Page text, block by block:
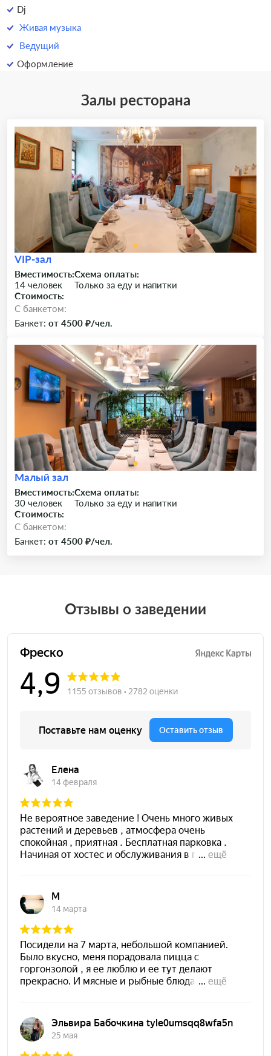
Dj
Живая музыка
Ведущий
Оформление
Залы ресторана
VIP-зал
Вместимость:
14 человек
Схема оплаты:
Только за еду и напитки
Стоимость:
C банкетом:
Банкет: от 4500 ₽/чел.
Малый зал
Вместимость:
30 человек
Схема оплаты:
Только за еду и напитки
Стоимость:
C банкетом:
Банкет: от 4500 ₽/чел.
Отзывы о заведении